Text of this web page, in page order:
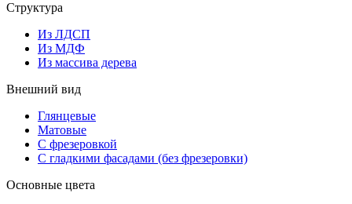
Структура
Из ЛДСП
Из МДФ
Из массива дерева
Внешний вид
Глянцевые
Матовые
С фрезеровкой
С гладкими фасадами (без фрезеровки)
Основные цвета